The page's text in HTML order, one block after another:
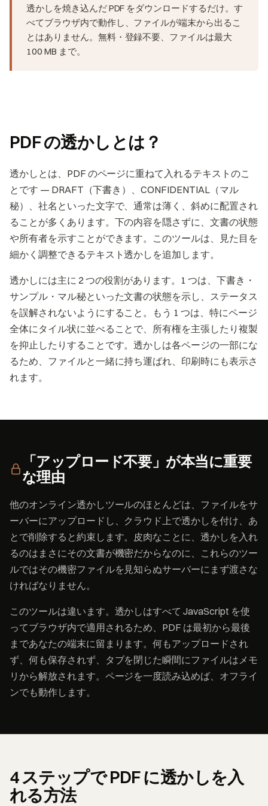
透かしを焼き込んだ PDF をダウンロードするだけ。す
べてブラウザ内で動作し、ファイルが端末から出るこ
とはありません。無料・登録不要、ファイルは最大
100 MB まで。
PDF の透かしとは？
透かしとは、PDF のページに重ねて入れるテキストのこ
とです — DRAFT（下書き）、CONFIDENTIAL（マル
秘）、社名といった文字で、通常は薄く、斜めに配置され
ることが多くあります。下の内容を隠さずに、文書の状態
や所有者を示すことができます。このツールは、見た目を
細かく調整できるテキスト透かしを追加します。
透かしには主に 2 つの役割があります。1 つは、下書き・
サンプル・マル秘といった文書の状態を示し、ステータス
を誤解されないようにすること。もう 1 つは、特にページ
全体にタイル状に並べることで、所有権を主張したり複製
を抑止したりすることです。透かしは各ページの一部にな
るため、ファイルと一緒に持ち運ばれ、印刷時にも表示さ
れます。
「アップロード不要」が本当に重要
な理由
他のオンライン透かしツールのほとんどは、ファイルをサ
ーバーにアップロードし、クラウド上で透かしを付け、あ
とで削除すると約束します。皮肉なことに、透かしを入れ
るのはまさにその文書が機密だからなのに、これらのツー
ルではその機密ファイルを見知らぬサーバーにまず渡さな
ければなりません。
このツールは違います。透かしはすべて JavaScript を使
ってブラウザ内で適用されるため、PDF は最初から最後
まであなたの端末に留まります。何もアップロードされ
ず、何も保存されず、タブを閉じた瞬間にファイルはメモ
リから解放されます。ページを一度読み込めば、オフライ
ンでも動作します。
4 ステップで PDF に透かしを入
れる方法